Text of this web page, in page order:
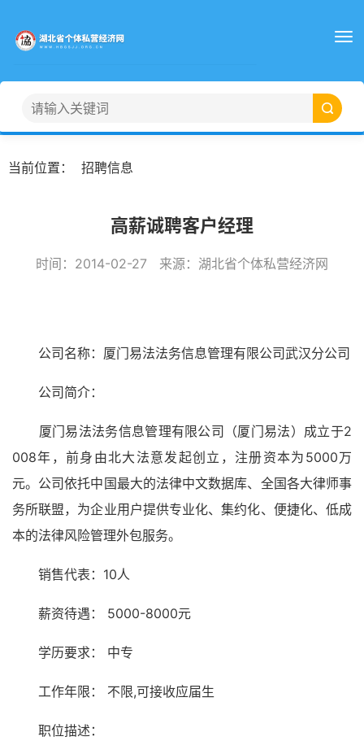
当前位置： 招聘信息
高薪诚聘客户经理
时间： 2014-02-27 来源： 湖北省个体私营经济网
公司名称： 厦门易法法务信息管理有限公司武汉分公司
公司简介：
厦门易法法务信息管理有限公司（厦门易法）成立于2
008年，前身由北大法意发起创立，注册资本为5000万
元。公司依托中国最大的法律中文数据库、全国各大律师事
务所联盟，为企业用户提供专业化、集约化、便捷化、低成
本的法律风险管理外包服务。
销售代表：10人
薪资待遇： 5000-8000元
学历要求： 中专
工作年限： 不限,可接收应届生
职位描述：